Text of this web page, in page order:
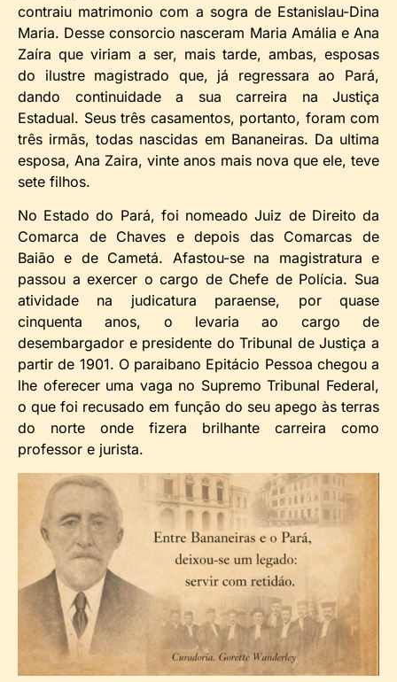
contraiu matrimonio com a sogra de Estanislau-Dina
Maria. Desse consorcio nasceram Maria Amália e Ana
Zaíra que viriam a ser, mais tarde, ambas, esposas
do ilustre magistrado que, já regressara ao Pará,
dando continuidade a sua carreira na Justiça
Estadual. Seus três casamentos, portanto, foram com
três irmãs, todas nascidas em Bananeiras. Da ultima
esposa, Ana Zaira, vinte anos mais nova que ele, teve
sete filhos.
No Estado do Pará, foi nomeado Juiz de Direito da
Comarca de Chaves e depois das Comarcas de
Baião e de Cametá. Afastou-se na magistratura e
passou a exercer o cargo de Chefe de Polícia. Sua
atividade na judicatura paraense, por quase
cinquenta anos, o levaria ao cargo de
desembargador e presidente do Tribunal de Justiça a
partir de 1901. O paraibano Epitácio Pessoa chegou a
lhe oferecer uma vaga no Supremo Tribunal Federal,
o que foi recusado em função do seu apego às terras
do norte onde fizera brilhante carreira como
professor e jurista.